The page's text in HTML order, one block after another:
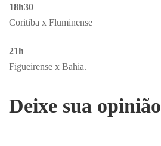
18h30
Coritiba x Fluminense
21h
Figueirense x Bahia.
Deixe sua opinião